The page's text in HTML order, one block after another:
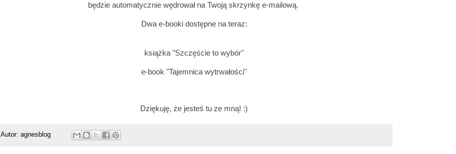
będzie automatycznie wędrował na Twoją skrzynkę e-mailową.
Dwa e-booki dostępne na teraz:
książka "Szczęście to wybór"
e-book "Tajemnica wytrwałości"
Dziękuję, że jesteś tu ze mną! :)
Autor: agnesblog